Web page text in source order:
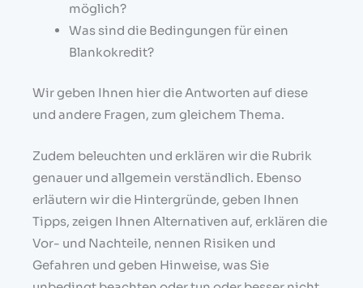
möglich?
Was sind die Bedingungen für einen
Blankokredit?
Wir geben Ihnen hier die Antworten auf diese
und andere Fragen, zum gleichem Thema.
Zudem beleuchten und erklären wir die Rubrik
genauer und allgemein verständlich. Ebenso
erläutern wir die Hintergründe, geben Ihnen
Tipps, zeigen Ihnen Alternativen auf, erklären die
Vor- und Nachteile, nennen Risiken und
Gefahren und geben Hinweise, was Sie